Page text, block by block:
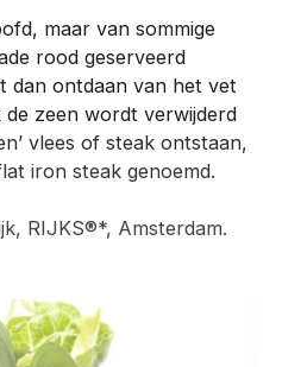
maar van sommige
rood geserveerd
dan ontdaan van het vet
zeen wordt verwijderd
vlees of steak ontstaan,
iron steak genoemd.
RIJKS®*, Amsterdam.